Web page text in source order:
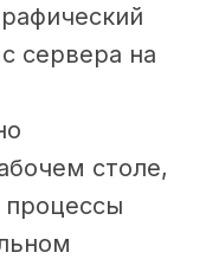
сервера на
столе,